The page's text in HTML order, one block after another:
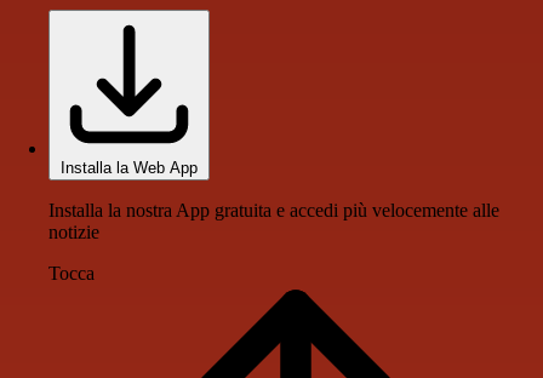
Installa la Web App
Installa la nostra App gratuita e accedi più velocemente alle
notizie
Tocca